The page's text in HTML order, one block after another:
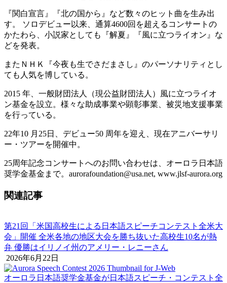
『関白宣言』『北の国から』など数々のヒット曲を生み出
す。 ソロデビュー以来、通算4600回を超えるコンサートの
かたわら、小説家としても『解夏』『風に立つライオン』な
どを発表。
またＮＨＫ『今夜も生でさだまさし』のパーソナリティとし
ても人気を博している。
2015 年、一般財団法人（現公益財団法人）風に立つライオ
ン基金を設立。様々な助成事業や顕彰事業、被災地支援事業
を行っている。
22年10 月25日、デビュー50 周年を迎え、現在アニバーサリ
ー・ツアーを開催中。
25周年記念コンサートへのお問い合わせは、オーロラ日本語
奨学金基金まで。aurorafoundation@usa.net, www.jlsf-aurora.org
関連記事
第21回「米国高校生による日本語スピーチコンテスト全米大
会」開催 全米各地の地区大会を勝ち抜いた高校生10名が熱
弁 優勝はイリノイ州のアメリー・レニーさん
2026年6月22日
オーロラ日本語奨学金基金が日本語スピーチ・コンテスト全